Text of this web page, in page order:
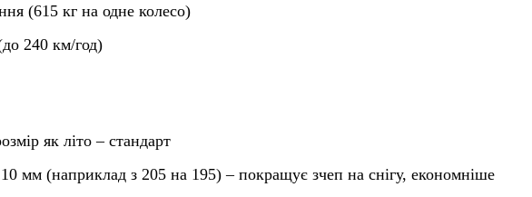
(615 кг на одне колесо)
240 км/год)
як літо – стандарт
мм (наприклад з 205 на 195) – покращує зчеп на снігу, економніше